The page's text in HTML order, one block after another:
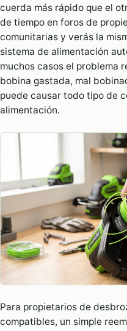
cuerda más rápido que el
de tiempo en foros de
comunitarias y verás la
sistema de alimentación
muchos casos el problema
bobina gastada, mal
puede causar todo tipo de
alimentación.
Para propietarios de
compatibles, un simple